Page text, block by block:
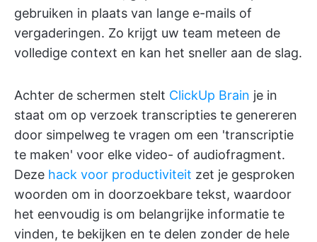
gebruiken in plaats van lange e-mails of
vergaderingen. Zo krijgt uw team meteen de
volledige context en kan het sneller aan de slag.
Achter de schermen stelt ClickUp Brain je in
staat om op verzoek transcripties te genereren
door simpelweg te vragen om een 'transcriptie
te maken' voor elke video- of audiofragment.
Deze hack voor productiviteit zet je gesproken
woorden om in doorzoekbare tekst, waardoor
het eenvoudig is om belangrijke informatie te
vinden, te bekijken en te delen zonder de hele